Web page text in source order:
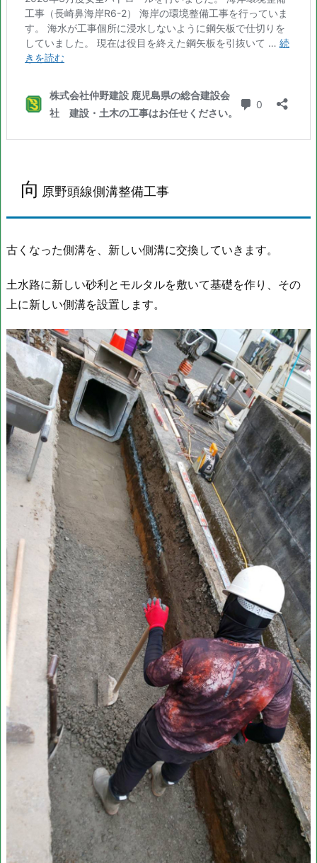
向 原野頭線側溝整備工事
古くなった側溝を、新しい側溝に交換していきます。
土水路に新しい砂利とモルタルを敷いて基礎を作り、その
上に新しい側溝を設置します。